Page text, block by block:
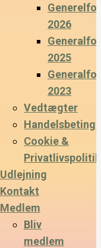
2026
2025
2023
Vedtægter
Cookie &
Privatlivspolitik
Udlejning
Kontakt
Medlem
Bliv
medlem